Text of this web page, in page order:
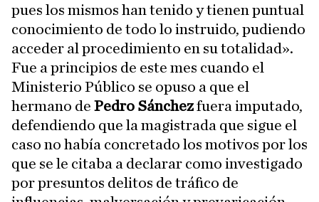
pues los mismos han tenido y tienen puntual
conocimiento de todo lo instruido, pudiendo
acceder al procedimiento en su totalidad».
Fue a principios de este mes cuando el
Ministerio Público se opuso a que el
hermano de Pedro Sánchezfuera imputado,
defendiendo que la magistrada que sigue el
caso no había concretado los motivos por los
que se le citaba a declarar como investigado
por presuntos delitos de tráfico de